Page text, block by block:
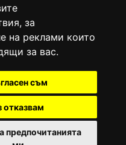
, за
на реклами които
за вас.
съм
отказвам
предпочитанията
в националния
(Българска национална
4722.
Вяра информационен
със свидетелство за марка